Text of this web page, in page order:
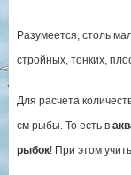
Разумеется, столь
стройных, тонких,
Для расчета
см рыбы. То есть в
рыбок! При этом